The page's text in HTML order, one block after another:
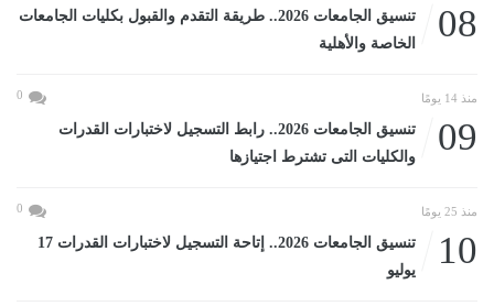
08
تنسيق الجامعات 2026.. طريقة التقدم والقبول بكليات الجامعات
الخاصة والأهلية
منذ 14 يومًا 0
09
تنسيق الجامعات 2026.. رابط التسجيل لاختبارات القدرات
والكليات التى تشترط اجتيازها
منذ 25 يومًا 0
10
تنسيق الجامعات 2026.. إتاحة التسجيل لاختبارات القدرات 17
يوليو